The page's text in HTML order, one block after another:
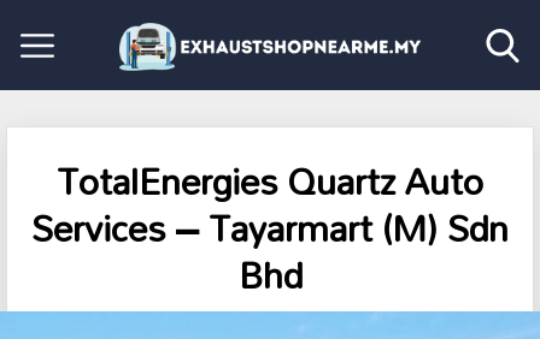
TotalEnergies Quartz Auto
Services – Tayarmart (M) Sdn
Bhd